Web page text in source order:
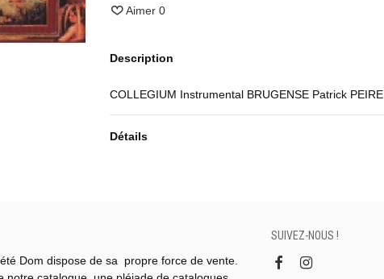
Aimer 0
Description
COLLEGIUM Instrumental BRUGENSE Patrick PEIRE
Détails
Dom dispose de sa propre force de vente.
SUIVEZ-NOUS !